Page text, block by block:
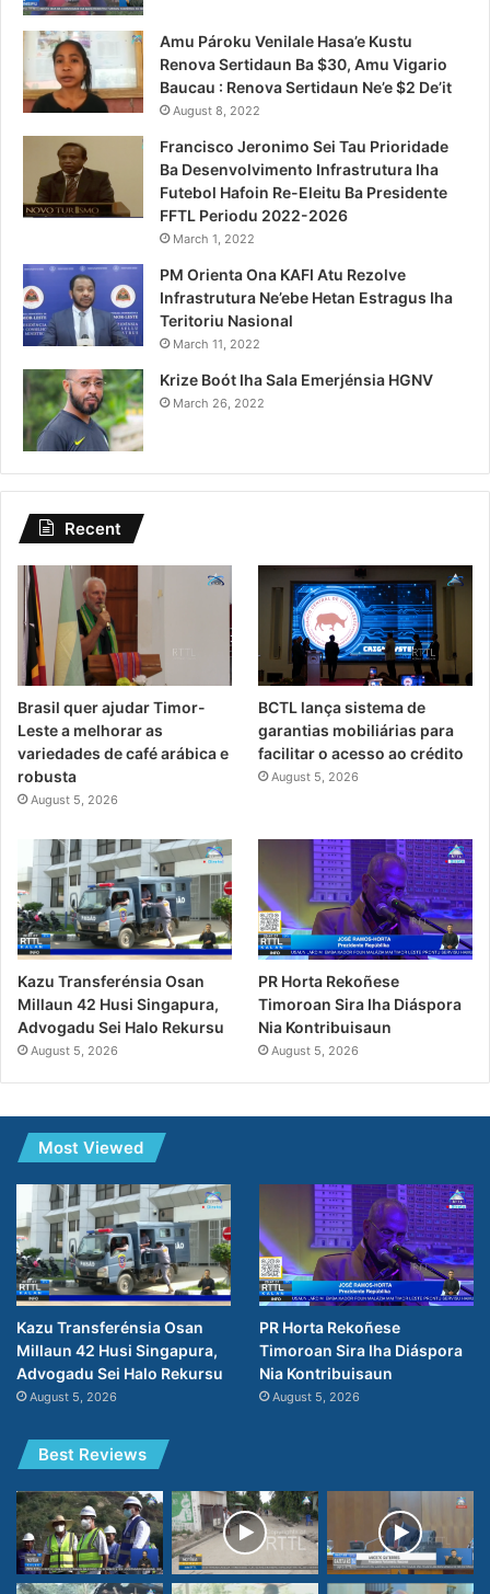
Amu Pároku Venilale Hasa’e Kustu
Renova Sertidaun Ba $30, Amu Vigario
Baucau : Renova Sertidaun Ne’e $2 De’it
August 8, 2022
Francisco Jeronimo Sei Tau Prioridade
Ba Desenvolvimento Infrastrutura Iha
Futebol Hafoin Re-Eleitu Ba Presidente
FFTL Periodu 2022-2026
March 1, 2022
PM Orienta Ona KAFI Atu Rezolve
Infrastrutura Ne’ebe Hetan Estragus Iha
Teritoriu Nasional
March 11, 2022
Krize Boót Iha Sala Emerjénsia HGNV
March 26, 2022
Recent
Brasil quer ajudar Timor-
Leste a melhorar as
variedades de café arábica e
robusta
August 5, 2026
BCTL lança sistema de
garantias mobiliárias para
facilitar o acesso ao crédito
August 5, 2026
Kazu Transferénsia Osan
Millaun 42 Husi Singapura,
Advogadu Sei Halo Rekursu
August 5, 2026
PR Horta Rekoñese
Timoroan Sira Iha Diáspora
Nia Kontribuisaun
August 5, 2026
Most Viewed
Kazu Transferénsia Osan
Millaun 42 Husi Singapura,
Advogadu Sei Halo Rekursu
August 5, 2026
PR Horta Rekoñese
Timoroan Sira Iha Diáspora
Nia Kontribuisaun
August 5, 2026
Best Reviews